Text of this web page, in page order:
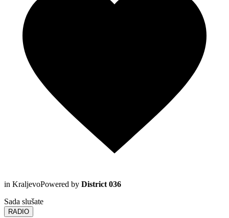
in KraljevoPowered by District 036
Sada slušate
RADIO